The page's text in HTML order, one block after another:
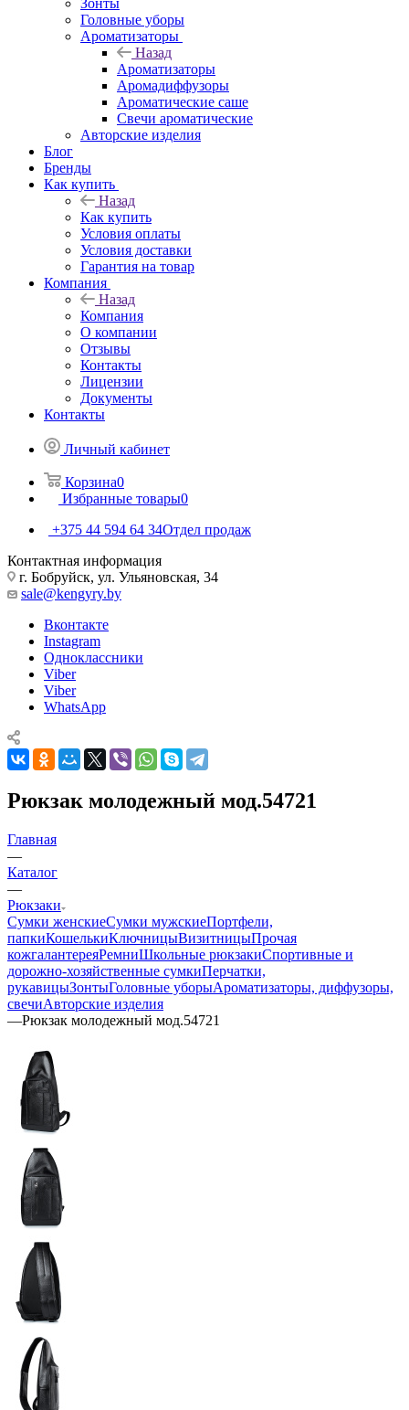
Зонты
Головные уборы
Ароматизаторы
Назад
Ароматизаторы
Аромадиффузоры
Ароматические саше
Свечи ароматические
Авторские изделия
Блог
Бренды
Как купить
Назад
Как купить
Условия оплаты
Условия доставки
Гарантия на товар
Компания
Назад
Компания
О компании
Отзывы
Контакты
Лицензии
Документы
Контакты
Личный кабинет
Корзина0
Избранные товары0
+375 44 594 64 34Отдел продаж
Контактная информация
г. Бобруйск, ул. Ульяновская, 34
sale@kengyry.by
Вконтакте
Instagram
Одноклассники
Viber
Viber
WhatsApp
Рюкзак молодежный мод.54721
Главная
—
Каталог
—
Рюкзаки
Сумки женскиеСумки мужскиеПортфели,
папкиКошелькиКлючницыВизитницыПрочая
кожгалантереяРемниШкольные рюкзакиСпортивные и
дорожно-хозяйственные сумкиПерчатки,
рукавицыЗонтыГоловные уборыАроматизаторы, диффузоры,
свечиАвторские изделия
—Рюкзак молодежный мод.54721